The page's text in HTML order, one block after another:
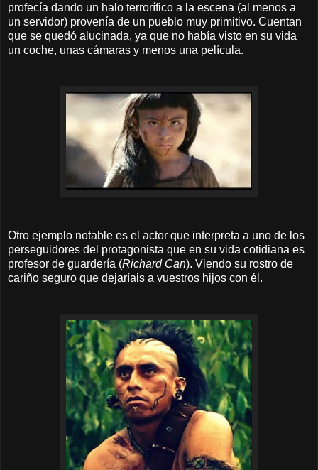
profecía dando un halo terrorífico a la escena (al menos a
un servidor) provenía de un pueblo muy primitivo. Cuentan
que se quedó alucinada, ya que no había visto en su vida
un coche, unas cámaras y menos una película.
Otro ejemplo notable es el actor que interpreta a uno de los
perseguidores del protagonista que en su vida cotidiana es
profesor de guardería (Richard Can). Viendo su rostro de
cariño seguro que dejaríais a vuestros hijos con él.